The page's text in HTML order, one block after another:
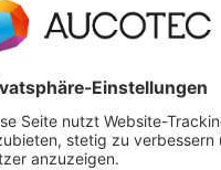
von der
als Bindeglied. Der
erheblich. Neben
Word-Dateien,
zu einem Projekt